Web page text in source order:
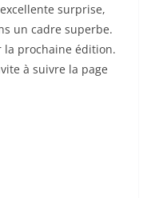
surprise,
un cadre superbe.
la prochaine édition.
à suivre la page